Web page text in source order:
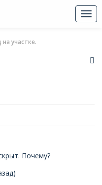
участке.
Почему?